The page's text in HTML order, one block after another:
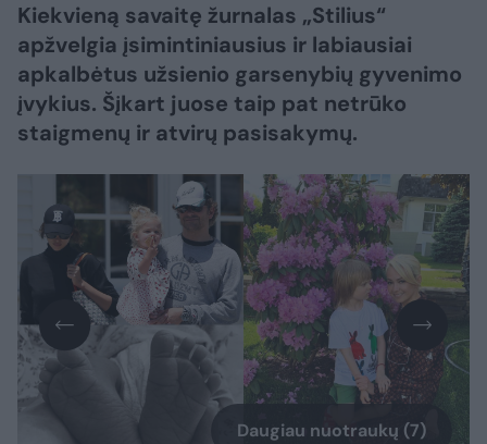
Kiekvieną savaitę žurnalas „Stilius“
apžvelgia įsimintiniausius ir labiausiai
apkalbėtus užsienio garsenybių gyvenimo
įvykius. Šįkart juose taip pat netrūko
staigmenų ir atvirų pasisakymų.
Daugiau nuotraukų (7)